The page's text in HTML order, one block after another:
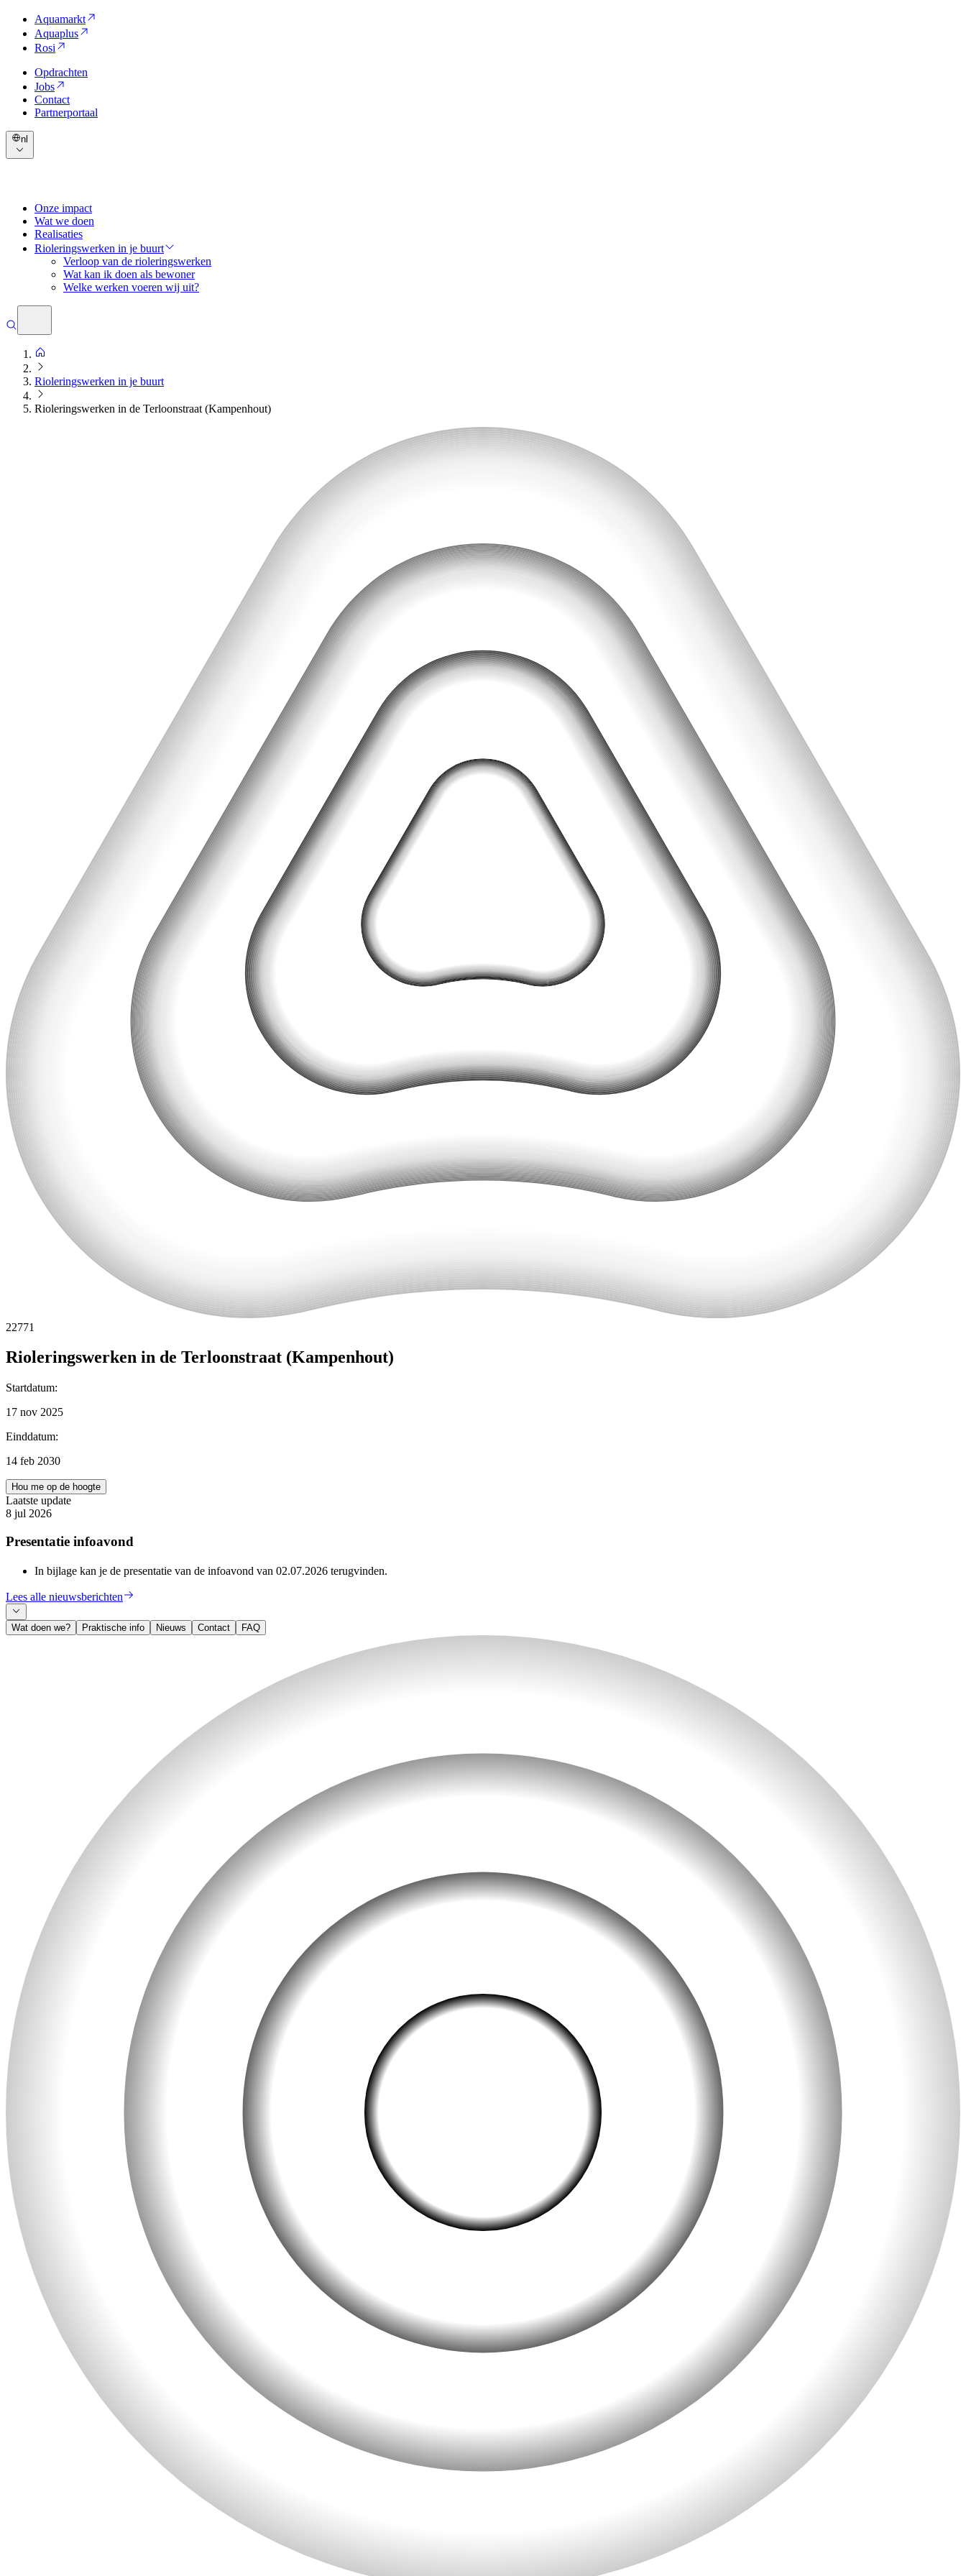
Aquamarkt
Aquaplus
Rosi
Opdrachten
Jobs
Contact
Partnerportaal
nl
Onze impact
Wat we doen
Realisaties
Rioleringswerken in je buurt
Verloop van de rioleringswerken
Wat kan ik doen als bewoner
Welke werken voeren wij uit?
Rioleringswerken in je buurt
Rioleringswerken in de Terloonstraat (Kampenhout)
22771
Rioleringswerken in de Terloonstraat (Kampenhout)
Startdatum:
17 nov 2025
Einddatum:
14 feb 2030
Hou me op de hoogte
Laatste update
8 jul 2026
Presentatie infoavond
In bijlage kan je de presentatie van de infoavond van 02.07.2026 terugvinden.
Lees alle nieuwsberichten
Wat doen we? Praktische info Nieuws Contact FAQ